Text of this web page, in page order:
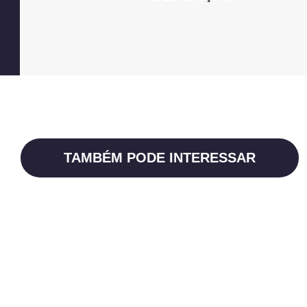
TAMBÉM PODE INTERESSAR